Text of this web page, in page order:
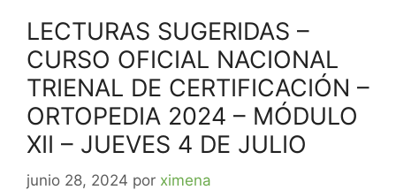
LECTURAS SUGERIDAS –
CURSO OFICIAL NACIONAL
TRIENAL DE CERTIFICACIÓN –
ORTOPEDIA 2024 – MÓDULO
XII – JUEVES 4 DE JULIO
junio 28, 2024 por ximena